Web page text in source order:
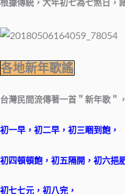
根據傳統，大年初七為七煞日，
各地新年歌謠
台灣民間流傳著一首＂新年歌＂
初一早，初二早，初三睏到飽，
初四頓頓飽，初五隔開，初六挹
初七七元，初八完，